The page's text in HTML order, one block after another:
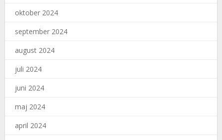
oktober 2024
september 2024
august 2024
juli 2024
juni 2024
maj 2024
april 2024